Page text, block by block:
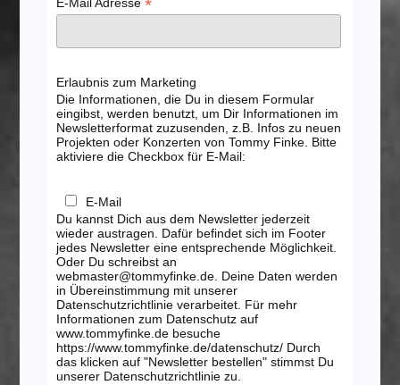
E-Mail Adresse *
Erlaubnis zum Marketing
Die Informationen, die Du in diesem Formular
eingibst, werden benutzt, um Dir Informationen im
Newsletterformat zuzusenden, z.B. Infos zu neuen
Projekten oder Konzerten von Tommy Finke. Bitte
aktiviere die Checkbox für E-Mail:
E-Mail
Du kannst Dich aus dem Newsletter jederzeit
wieder austragen. Dafür befindet sich im Footer
jedes Newsletter eine entsprechende Möglichkeit.
Oder Du schreibst an
webmaster@tommyfinke.de. Deine Daten werden
in Übereinstimmung mit unserer
Datenschutzrichtlinie verarbeitet. Für mehr
Informationen zum Datenschutz auf
www.tommyfinke.de besuche
https://www.tommyfinke.de/datenschutz/ Durch
das klicken auf "Newsletter bestellen" stimmst Du
unserer Datenschutzrichtlinie zu.